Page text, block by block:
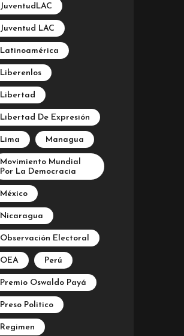
JuventudLAC
Juventud LAC
Latinoamérica
Liberenlos
Libertad
Libertad De Expresión
Lima Managua
Movimiento Mundial
Por La Democracia
México
Nicaragua
Observación Electoral
OEA Perú
Premio Oswaldo Payá
Preso Politico
Regimen